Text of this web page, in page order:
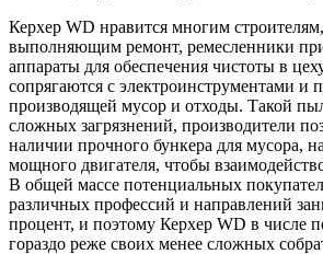
Керхер WD нравится многим
выполняющим ремонт, ремесленники
аппараты для обеспечения чистоты в
сопрягаются с электроинструментами и
производящей мусор и отходы. Такой
сложных загрязнений, производители
наличии прочного бункера для мусора,
мощного двигателя, чтобы
В общей массе потенциальных
различных профессий и направлений
процент, и поэтому Керхер WD в числе
гораздо реже своих менее сложных